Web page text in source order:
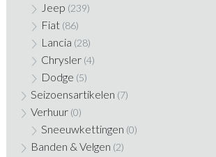
Jeep (239)
Fiat (86)
Lancia (28)
Chrysler (4)
Dodge (5)
Seizoensartikelen (7)
Verhuur (0)
Sneeuwkettingen (0)
Banden & Velgen (2)